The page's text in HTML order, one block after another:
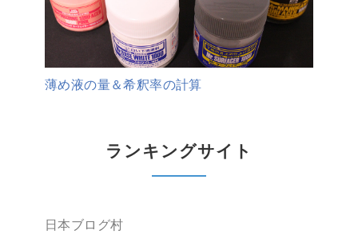
薄め液の量＆希釈率の計算
ランキングサイト
日本ブログ村